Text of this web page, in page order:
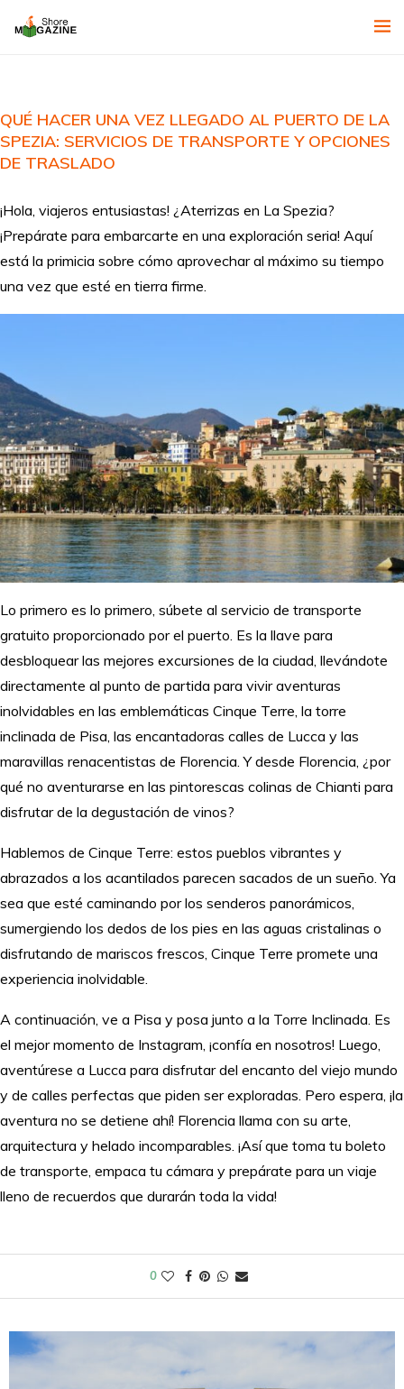
QUÉ HACER UNA VEZ LLEGADO AL PUERTO DE LA
SPEZIA: SERVICIOS DE TRANSPORTE Y OPCIONES
DE TRASLADO
¡Hola, viajeros entusiastas! ¿Aterrizas en La Spezia?
¡Prepárate para embarcarte en una exploración seria! Aquí
está la primicia sobre cómo aprovechar al máximo su tiempo
una vez que esté en tierra firme.
Lo primero es lo primero, súbete al servicio de transporte
gratuito proporcionado por el puerto. Es la llave para
desbloquear las mejores excursiones de la ciudad, llevándote
directamente al punto de partida para vivir aventuras
inolvidables en las emblemáticas Cinque Terre, la torre
inclinada de Pisa, las encantadoras calles de Lucca y las
maravillas renacentistas de Florencia. Y desde Florencia, ¿por
qué no aventurarse en las pintorescas colinas de Chianti para
disfrutar de la degustación de vinos?
Hablemos de Cinque Terre: estos pueblos vibrantes y
abrazados a los acantilados parecen sacados de un sueño. Ya
sea que esté caminando por los senderos panorámicos,
sumergiendo los dedos de los pies en las aguas cristalinas o
disfrutando de mariscos frescos, Cinque Terre promete una
experiencia inolvidable.
A continuación, ve a Pisa y posa junto a la Torre Inclinada. Es
el mejor momento de Instagram, ¡confía en nosotros! Luego,
aventúrese a Lucca para disfrutar del encanto del viejo mundo
y de calles perfectas que piden ser exploradas. Pero espera, ¡la
aventura no se detiene ahí! Florencia llama con su arte,
arquitectura y helado incomparables. ¡Así que toma tu boleto
de transporte, empaca tu cámara y prepárate para un viaje
lleno de recuerdos que durarán toda la vida!
0